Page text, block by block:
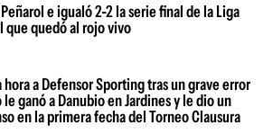
e igualó 2-2 la serie final de la Liga
que quedó al rojo vivo
a Defensor Sporting tras un grave error
ganó a Danubio en Jardines y le dio un
en la primera fecha del Torneo Clausura